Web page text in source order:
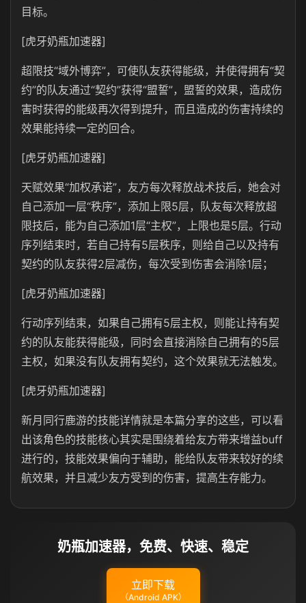
目标。
[虎牙奶瓶加速器]
超限技“域外博弈”，可使队友获得能级，并使得拥有“契
约”的队友通过“契约”获得“盟誓”，盟誓的效果，造成伤
害时获得的能级再次得到提升，而且造成的伤害持续的
效果能持续一定的回合。
[虎牙奶瓶加速器]
天赋效果“加权承诺”，友方每次释放战术技后，她会对
自己添加一层“秩序”，添加上限5层，队友每次释放超
限技后，能为自己添加1层“主权”，上限也是5层。行动
序列结束时，若自己持有5层秩序，则给自己以及持有
契约的队友获得2层减伤，每次受到伤害会消除1层；
[虎牙奶瓶加速器]
行动序列结束，如果自己拥有5层主权，则能让持有契
约的队友能获得能级，同时会直接消除自己拥有的5层
主权，如果没有队友拥有契约，这个效果就无法触发。
[虎牙奶瓶加速器]
新月同行鹿游的技能详情就是本篇分享的这些，可以看
出该角色的技能核心其实是围绕着给友方带来增益buff
进行的，技能效果偏向于辅助，能给队友带来较好的续
航效果，并且减少友方受到的伤害，提高生存能力。
奶瓶加速器，免费、快速、稳定
立即下载
（Android APK）